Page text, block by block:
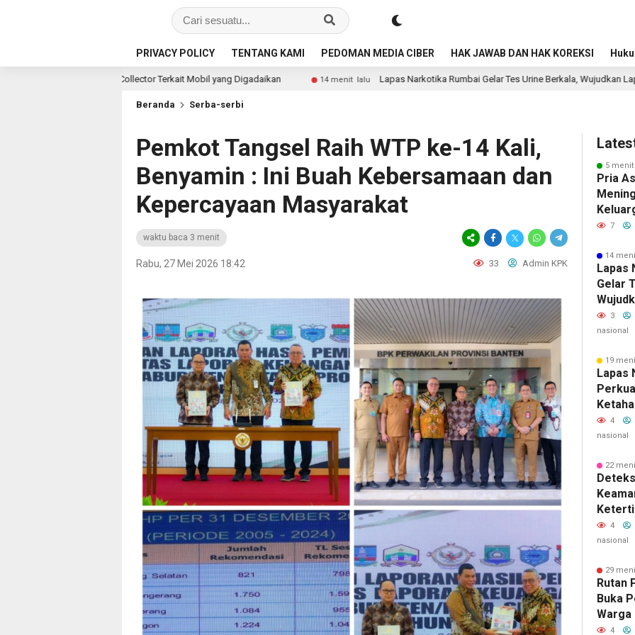
PRIVACY POLICY TENTANG KAMI PEDOMAN MEDIA CIBER HAK JAWAB DAN HAK KOREKSI
Collector Terkait Mobil yang Digadaikan 14 menit lalu Lapas Narkotika Rumbai Gelar Tes Urine Berkala, Wujudkan Lapas Bersih Dari
Beranda Serba-serbi
Pemkot Tangsel Raih WTP ke-14 Kali,
Benyamin : Ini Buah Kebersamaan dan
Kepercayaan Masyarakat
waktu baca 3 menit
Rabu, 27 Mei 2026 18:42 33 Admin KPK
5
Pria
Mobil
7
14
Lapas
Gelar
Dari
3
nasional
19
Lapas
Terong
4
nasional
22
Razia
4
nasional
29
Rutan
Buka
Warga
4